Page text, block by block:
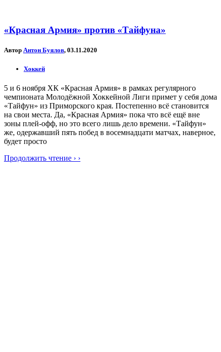
«Красная Армия» против «Тайфуна»
Автор Антон Буялов, 03.11.2020
Хоккей
5 и 6 ноября ХК «Красная Армия» в рамках регулярного
чемпионата Молодёжной Хоккейной Лиги примет у себя дома
«Тайфун» из Приморского края. Постепенно всё становится
на свои места. Да, «Красная Армия» пока что всё ещё вне
зоны плей-офф, но это всего лишь дело времени. «Тайфун»
же, одержавший пять побед в восемнадцати матчах, наверное,
будет просто
Продолжить чтение › ›